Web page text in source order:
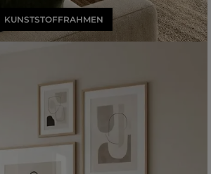
KUNSTSTOFFRAHMEN